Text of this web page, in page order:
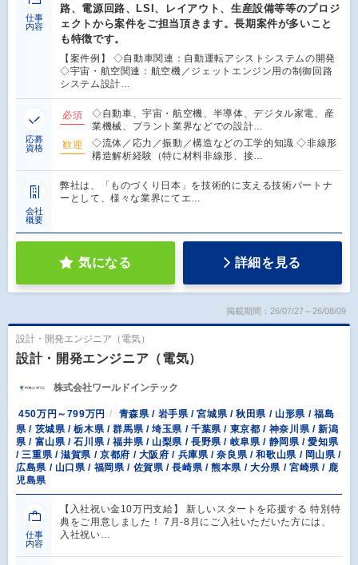
仕事
内容
路、電源回路、LSI、レイアウト、生産設備等等のプロジ
ェクトから案件をご担当頂きます。長期案件が多いこと
も特徴です。
【案件例】 ◇自動車関連：自動運転アシストシステムの開発
◇宇宙・航空関連：航空機／ジェットエンジン用の制御回路
システム設計…
応募
資格
必須
◇自動車、宇宙・航空機、半導体、デジタル家電、産
業機械、プラント業界などでの設計…
歓迎
◇流体／応力／振動／構造などの工学的知識 ◇非線形
構造解析経験（特に材料非線形、接…
会社
概要
弊社は、「ものづくり日本」を技術的に支える技術パートナ
ーとして、様々な業界にてエ…
気になる 詳細を見る
掲載期間：26/07/27～26/08/09
設計・開発エンジニア（電気）
設計・開発エンジニア（電気）
株式会社ワールドインテック
450万円～799万円
青森県 / 岩手県 / 宮城県 / 秋田県 / 山形県 / 福島
県 / 茨城県 / 栃木県 / 群馬県 / 埼玉県 / 千葉県 / 東京都 / 神奈川県 / 新潟
県 / 富山県 / 石川県 / 福井県 / 山梨県 / 長野県 / 岐阜県 / 静岡県 / 愛知県
/ 三重県 / 滋賀県 / 京都府 / 大阪府 / 兵庫県 / 奈良県 / 和歌山県 / 岡山県 /
広島県 / 山口県 / 福岡県 / 佐賀県 / 長崎県 / 熊本県 / 大分県 / 宮崎県 / 鹿
児島県
仕事
内容
【入社祝い金10万円支給】 新しいスタートを応援する 特別特
典をご用意しました！ 7月-8月にご入社いただいた方には、
入社祝い…